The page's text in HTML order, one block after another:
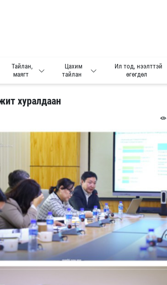
Тайлан,
маягт
Цахим
тайлан
Ил тод, нээлттэй
өгөгдөл
хуралдаан